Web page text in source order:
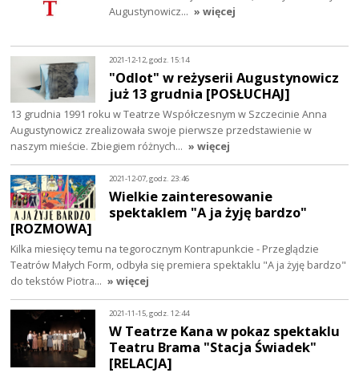
Augustynowicz… » więcej
2021-12-12, godz. 15:14
"Odlot" w reżyserii Augustynowicz
już 13 grudnia [POSŁUCHAJ]
13 grudnia 1991 roku w Teatrze Współczesnym w Szczecinie Anna
Augustynowicz zrealizowała swoje pierwsze przedstawienie w
naszym mieście. Zbiegiem różnych… » więcej
2021-12-07, godz. 23:46
Wielkie zainteresowanie
spektaklem "A ja żyję bardzo"
[ROZMOWA]
Kilka miesięcy temu na tegorocznym Kontrapunkcie - Przeglądzie
Teatrów Małych Form, odbyła się premiera spektaklu "A ja żyję bardzo"
do tekstów Piotra… » więcej
2021-11-15, godz. 12:44
W Teatrze Kana w pokaz spektaklu
Teatru Brama "Stacja Świadek"
[RELACJA]